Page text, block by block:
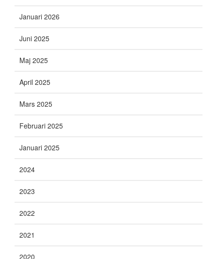
Januari 2026
Juni 2025
Maj 2025
April 2025
Mars 2025
Februari 2025
Januari 2025
2024
2023
2022
2021
2020